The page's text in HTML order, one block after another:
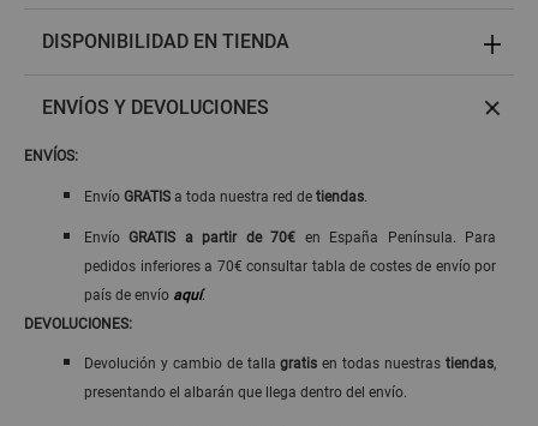
DISPONIBILIDAD EN TIENDA
ENVÍOS Y DEVOLUCIONES
ENVÍOS:
Envío GRATIS a toda nuestra red de tiendas.
EnvíoGRATIS a partir de 70€ en España Península. Para
pedidos inferiores a 70€ consultar tabla de costes de envío por
país de envío aquí.
DEVOLUCIONES:
Devolución y cambio de tallagratisen todas nuestrastiendas,
presentando el albarán que llega dentro del envío.